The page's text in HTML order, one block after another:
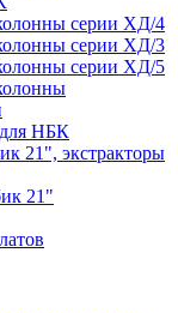
серии ХД/4
серии ХД/3
серии ХД/5
НБК
21", экстракторы
21"